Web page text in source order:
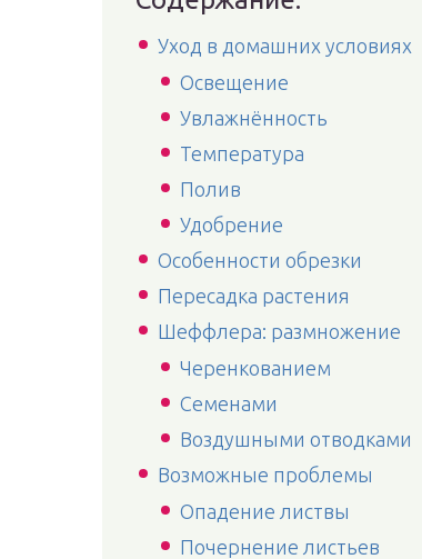
Уход в домашних условиях
Освещение
Увлажнённость
Температура
Полив
Удобрение
Особенности обрезки
Пересадка растения
Шеффлера: размножение
Черенкованием
Семенами
Воздушными отводками
Возможные проблемы
Опадение листвы
Почернение листьев